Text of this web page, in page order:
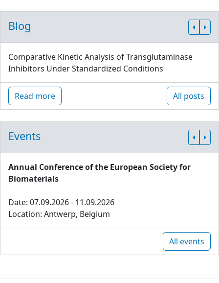
Blog
Comparative Kinetic Analysis of Transglutaminase
Inhibitors Under Standardized Conditions
Read more All posts
Events
Annual Conference of the European Society for
Biomaterials
Date: 07.09.2026 - 11.09.2026
Location: Antwerp, Belgium
All events